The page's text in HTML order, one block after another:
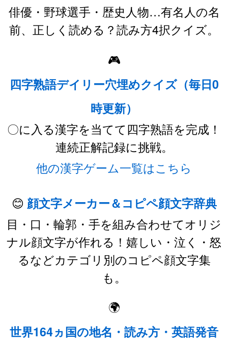
俳優・野球選手・歴史人物…有名人の名
前、正しく読める？読み方4択クイズ。
🎮
四字熟語デイリー穴埋めクイズ（毎日0
時更新）
〇に入る漢字を当てて四字熟語を完成！
連続正解記録に挑戦。
他の漢字ゲーム一覧はこちら
😊 顔文字メーカー＆コピペ顔文字辞典
目・口・輪郭・手を組み合わせてオリジ
ナル顔文字が作れる！嬉しい・泣く・怒
るなどカテゴリ別のコピペ顔文字集
も。
🌍
世界164ヵ国の地名・読み方・英語発音